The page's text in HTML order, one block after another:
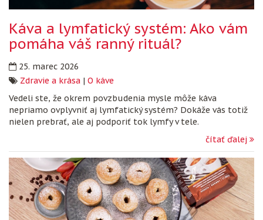
Káva a lymfatický systém: Ako vám
pomáha váš ranný rituál?
25. marec 2026
Zdravie a krása | O káve
Vedeli ste, že okrem povzbudenia mysle môže káva
nepriamo ovplyvniť aj lymfatický systém? Dokáže vás totiž
nielen prebrať, ale aj podporiť tok lymfy v tele.
čítať ďalej